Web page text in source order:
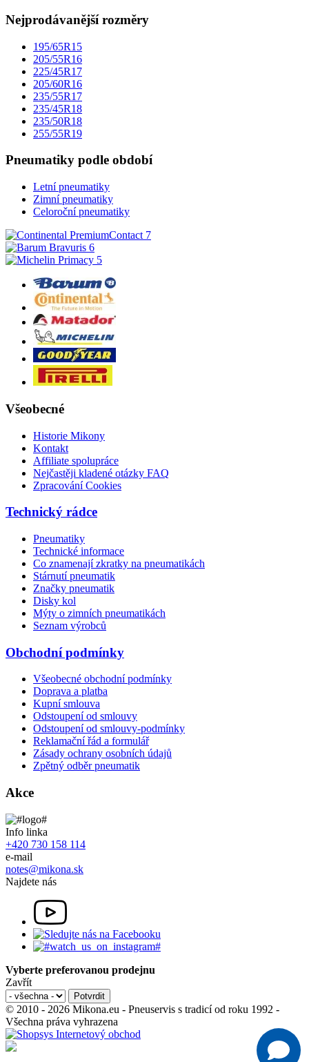
Nejprodávanější rozměry
195/65R15
205/55R16
225/45R17
205/60R16
235/55R17
235/45R18
235/50R18
255/55R19
Pneumatiky podle období
Letní pneumatiky
Zimní pneumatiky
Celoroční pneumatiky
Všeobecné
Historie Mikony
Kontakt
Affiliate spolupráce
Nejčastěji kladené otázky FAQ
Zpracování Cookies
Technický rádce
Pneumatiky
Technické informace
Co znamenají zkratky na pneumatikách
Stárnutí pneumatik
Značky pneumatik
Disky kol
Mýty o zimních pneumatikách
Seznam výrobců
Obchodní podmínky
Všeobecné obchodní podmínky
Doprava a platba
Kupní smlouva
Odstoupení od smlouvy
Odstoupení od smlouvy-podmínky
Reklamační řád a formulář
Zásady ochrany osobních údajů
Zpětný odběr pneumatik
Akce
Info linka
+420 730 158 114
e-mail
notes@mikona.sk
Najdete nás
Vyberte preferovanou prodejnu
Zavřít
© 2010 - 2026 Mikona.eu - Pneuservis s tradicí od roku 1992 -
Všechna práva vyhrazena